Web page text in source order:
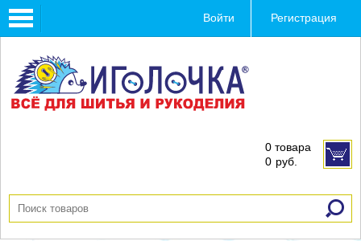
Toggle
navigation
Войти Регистрация
0 товара
0 руб.